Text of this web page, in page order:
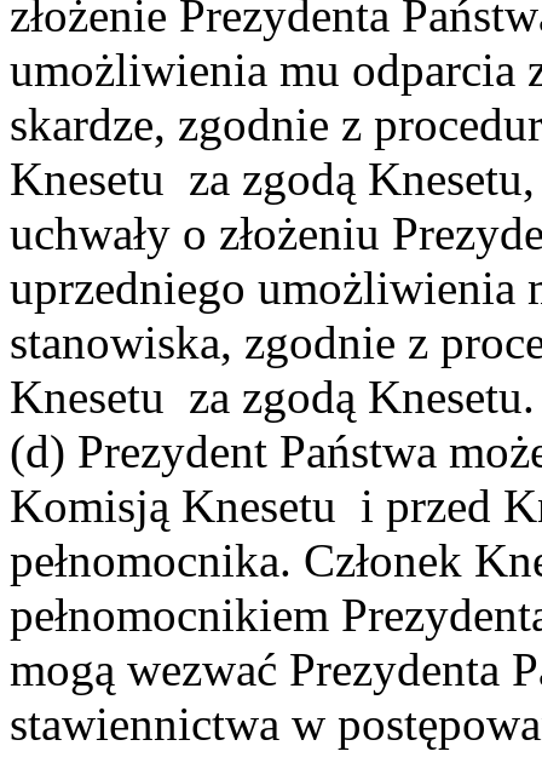
złożenie Prezydenta
umożliwienia mu odparcia
skardze, zgodnie z
Knesetu za zgodą
uchwały o złożeniu
uprzedniego umożliwienia
stanowiska, zgodnie z
Knesetu za zgodą Knesetu.
(d) Prezydent Państwa
Komisją Knesetu i przed
pełnomocnika. Członek
pełnomocnikiem
mogą wezwać Prezydenta
stawiennictwa w